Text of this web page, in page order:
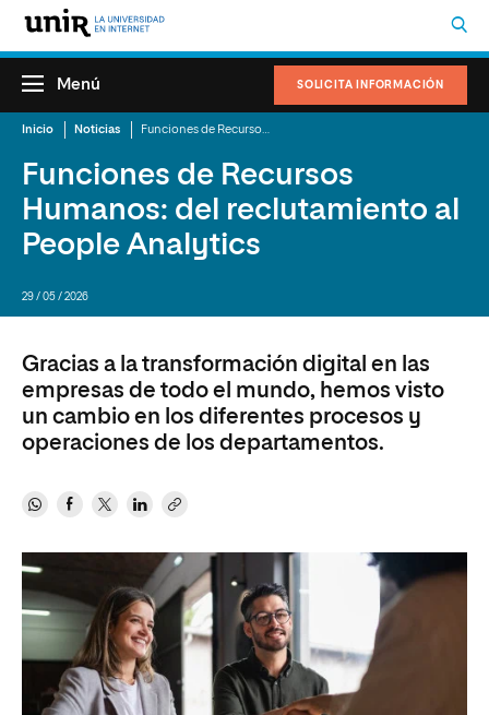
SOLICITA INFORMACIÓN
Menú
Inicio Noticias
Funciones de Recursos
Humanos: del reclutamiento al
People Analytics
29 / 05 / 2026
Gracias a la transformación digital en las
empresas de todo el mundo, hemos visto
un cambio en los diferentes procesos y
operaciones de los departamentos.